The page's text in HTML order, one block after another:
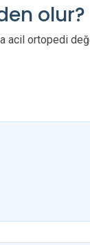
olur?
acil ortopedi